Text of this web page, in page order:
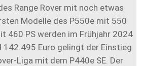
Range Rover mit noch etwas
Modelle des P550e mit 550
460 PS werden im Frühjahr 2024
142.495 Euro gelingt der Einstieg
Liga mit dem P440e SE. Der